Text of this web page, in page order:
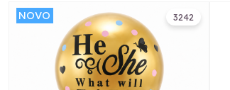
3242
NOVO